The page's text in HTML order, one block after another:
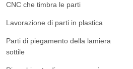
CNC che timbra le parti
Lavorazione di parti in plastica
Parti di piegamento della lamiera
sottile